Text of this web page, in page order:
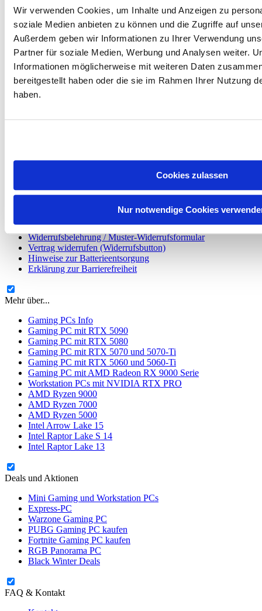
Wir verwenden Cookies, um Inhalte und Anzeigen zu
soziale Medien anbieten zu können und die Zugriffe auf
Außerdem geben wir Informationen zu Ihrer Verwendung
Partner für soziale Medien, Werbung und Analysen weiter.
Informationen möglicherweise mit weiteren Daten
bereitgestellt haben oder die sie im Rahmen Ihrer Nutzung
haben.
Cookies zulassen
Nur notwendige Cookies
die Erbringung der folgenden Dienstleistung (*)
- Name des/ der Verbraucher(s)
- Anschrift des/ der Verbraucher(s)
- Unterschrift des/ der Verbraucher(s) (nur bei Mitteilung auf
Papier)
- Datum
Versandkosten
Finanzierungsmöglichkeiten
Widerrufsformular
Widerrufsbelehrung / Muster-Widerrufsformular
Vertrag widerrufen (Widerrufsbutton)
Hinweise zur Batterieentsorgung
Erklärung zur Barrierefreiheit
Mehr über...
Gaming PCs Info
Gaming PC mit RTX 5090
Gaming PC mit RTX 5080
Gaming PC mit RTX 5070 und 5070-Ti
Gaming PC mit RTX 5060 und 5060-Ti
Gaming PC mit AMD Radeon RX 9000 Serie
Workstation PCs mit NVIDIA RTX PRO
AMD Ryzen 9000
AMD Ryzen 7000
AMD Ryzen 5000
Intel Arrow Lake 15
Intel Raptor Lake S 14
Intel Raptor Lake 13
Deals und Aktionen
Mini Gaming und Workstation PCs
Express-PC
Warzone Gaming PC
PUBG Gaming PC kaufen
Fortnite Gaming PC kaufen
RGB Panorama PC
Black Winter Deals
FAQ & Kontakt